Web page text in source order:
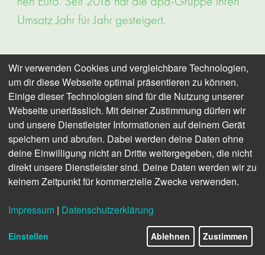
Wir verwenden Cookies und vergleichbare Technologien,
um dir diese Webseite optimal präsentieren zu können.
Einige dieser Technologien sind für die Nutzung unserer
Webseite unerlässlich. Mit deiner Zustimmung dürfen wir
und unsere Dienstleister Informationen auf deinem Gerät
speichern und abrufen. Dabei werden deine Daten ohne
deine Einwilligung nicht an Dritte weitergegeben, die nicht
direkt unsere Dienstleister sind. Deine Daten werden wir zu
keinem Zeitpunkt für kommerzielle Zwecke verwenden.
Impressum | Datenschutzerklärung
Einstellen Ablehnen Zustimmen